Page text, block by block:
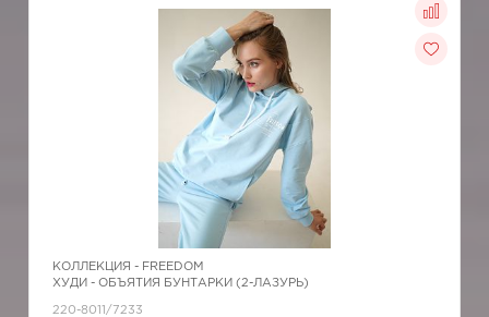
КОЛЛЕКЦИЯ - FREEDOM
ХУДИ - ОБЪЯТИЯ БУНТАРКИ (2-ЛАЗУРЬ)
220-8011/7233